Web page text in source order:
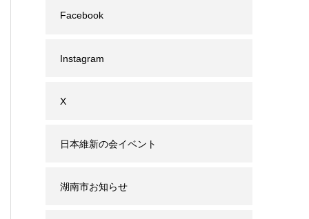
Facebook
Instagram
X
日本維新の会イベント
湖南市お知らせ